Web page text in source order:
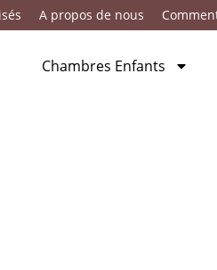
A propos de nous
Chambres Enfants